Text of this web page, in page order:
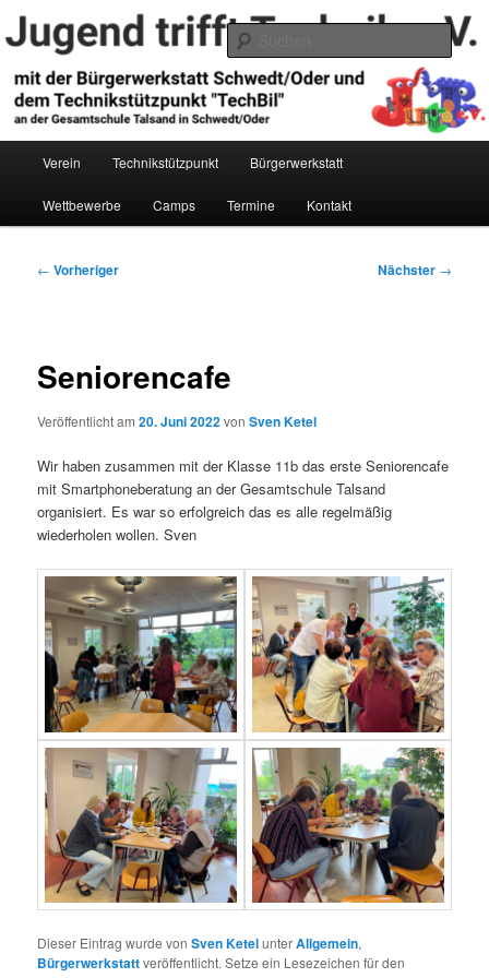
Zum
primären
springenJugend trifft Technik e.V.
Verein Technikstützpunkt Bürgerwerkstatt
Wettbewerbe Camps Termine Kontakt
Beitragsnavigation
← Vorheriger Nächster →
Seniorencafe
Veröffentlicht am20. Juni 2022vonSven Ketel
Wir haben zusammen mit der Klasse 11b das erste Seniorencafe
mit Smartphoneberatung an der Gesamtschule Talsand
organisiert. Es war so erfolgreich das es alle regelmäßig
wiederholen wollen. Sven
Dieser Eintrag wurde vonSven KetelunterAllgemein,
Bürgerwerkstattveröffentlicht. Setze ein Lesezeichen für den